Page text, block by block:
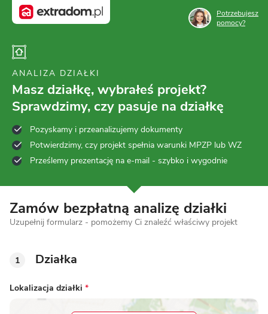
ANALIZA DZIAŁKI
Masz działkę, wybrałeś projekt?
Sprawdzimy, czy pasuje na działkę
Pozyskamy i przeanalizujemy dokumenty
Potwierdzimy, czy projekt spełnia warunki MPZP lub WZ
Prześlemy prezentację na e-mail - szybko i wygodnie
Potrzebujesz
pomocy?
Zamów bezpłatną analizę działki
Uzupełnij formularz - pomożemy Ci znaleźć właściwy projekt
1 Działka
Lokalizacja działki *